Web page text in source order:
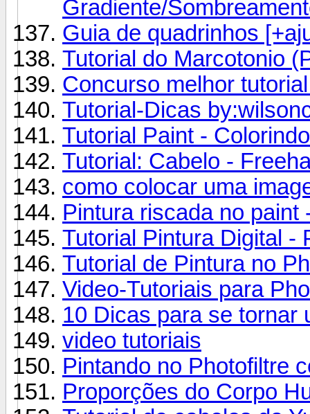
Gradiente/
Guia de quadrinhos
Tutorial do Marcotonio
Concurso melhor
Tutorial-Dicas
Tutorial Paint -
Tutorial: Cabelo -
como colocar uma
Pintura riscada no paint
Tutorial Pintura Digital -
Tutorial de Pintura no
Video-Tutoriais para
10 Dicas para se tornar
video tutoriais
Pintando no Photofiltre
Proporções do Corpo